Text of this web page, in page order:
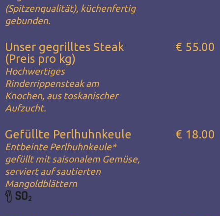
(Spitzenqualität), küchenfertig
gebunden.
Unser gegrilltes Steak
(Preis pro kg)
Hochwertiges
Rinderrippensteak am
Knochen, aus toskanischer
Aufzucht.
€ 55.00
Gefüllte Perlhuhnkeule
Entbeinte Perlhuhnkeule*
gefüllt mit saisonalem Gemüse,
serviert auf sautierten
Mangoldblättern
€ 18.00